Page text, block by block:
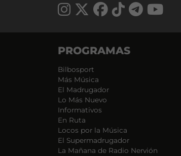
PROGRAMAS
Bilbosport
Más Música
El Madrugador
Lo Más Nuevo
Informativos
En Ruta
Locos por la Música
El Supermadrugador
La Mañana de Radio Nervión